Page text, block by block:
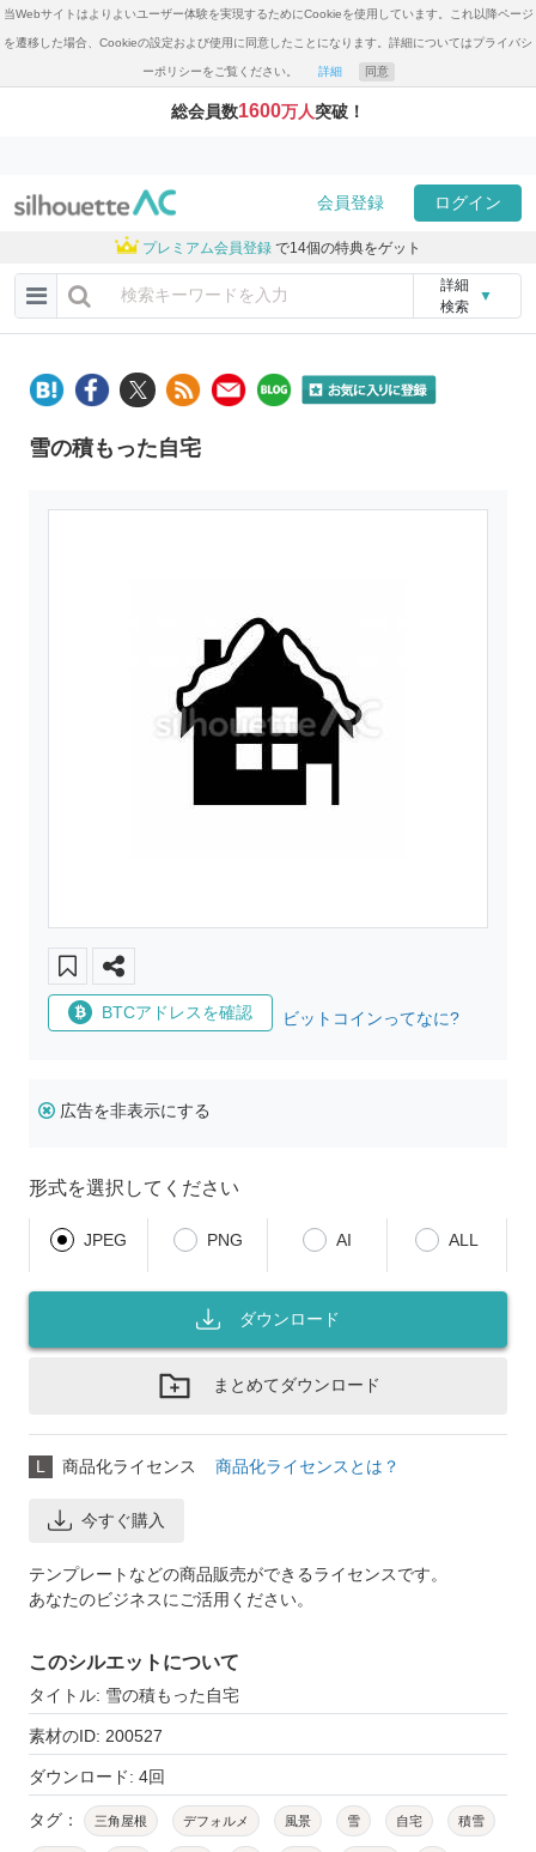
当Webサイトはよりよいユーザー体験を実現するためにCookieを使用しています。これ以降ページ
を遷移した場合、Cookieの設定および使用に同意したことになります。詳細についてはプライバシ
ーポリシーをご覧ください。 詳細 同意
総会員数1600万人突破！
会員登録 ログイン
プレミアム会員登録 で14個の特典をゲット
詳細
検索
▼
雪の積もった自宅
BTCアドレスを確認 ビットコインってなに?
広告を非表示にする
形式を選択してください
JPEG PNG AI ALL
ダウンロード
まとめてダウンロード
L 商品化ライセンス 商品化ライセンスとは？
今すぐ購入
テンプレートなどの商品販売ができるライセンスです。
あなたのビジネスにご活用ください。
このシルエットについて
タイトル: 雪の積もった自宅
素材のID: 200527
ダウンロード: 4回
タグ： 三角屋根 デフォルメ 風景 雪 自宅 積雪